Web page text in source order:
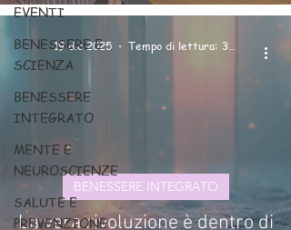
EVENTI
BENESSERE E
SCIENZA
BENESSERE
INTEGRATO
MENTE E
NEUROSCIENZE
SALUTE E
PREVENZIONE
La vera rivoluzione è dentro di
BENESSERE INTEGRATO
19 dic 2025 Tempo di lettura: 3 min